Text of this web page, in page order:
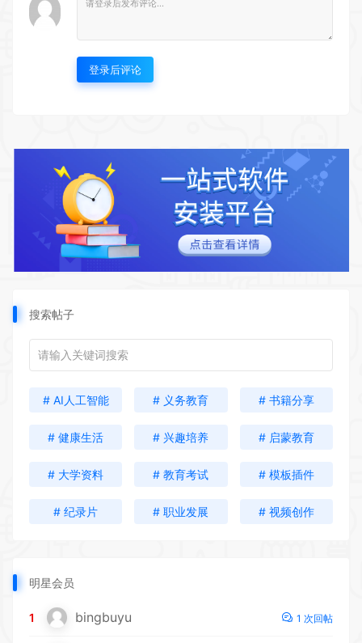
登录后评论
搜索帖子
# AI人工智能 # 义务教育 # 书籍分享
# 健康生活 # 兴趣培养 # 启蒙教育
# 大学资料 # 教育考试 # 模板插件
# 纪录片 # 职业发展 # 视频创作
明星会员
1 bingbuyu 1 次回帖